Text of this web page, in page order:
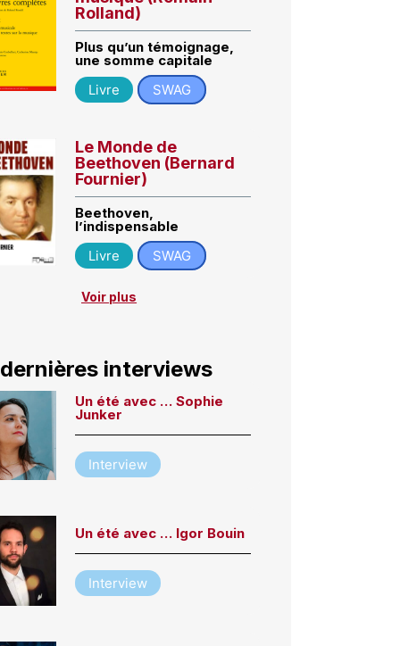
Rolland)
Plus qu’un témoignage,
une somme capitale
Livre
SWAG
Le Monde de
Beethoven (Bernard
Fournier)
Beethoven,
l’indispensable
Livre
SWAG
Voir plus
interviews
Un été avec … Sophie
Junker
Interview
Un été avec … Igor Bouin
Interview